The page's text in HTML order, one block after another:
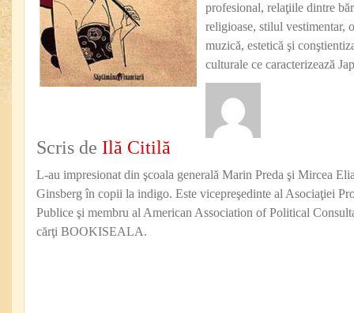
profesional, relaţiile dintre
religioase, stilul vestimentar,
muzică, estetică şi
culturale ce caracterizează
Scris de Ilă Citilă
L-au impresionat din şcoala generală Marin Preda şi Mircea
Ginsberg în copii la indigo. Este vicepreşedinte al Asociaţiei
Publice şi membru al American Association of Political
cărţi BOOKISEALA.